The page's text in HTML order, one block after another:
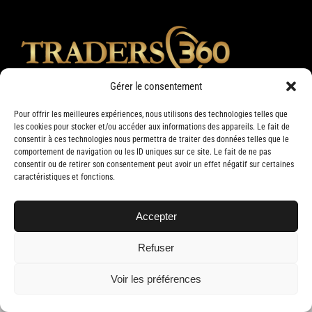
Gérer le consentement
Pour offrir les meilleures expériences, nous utilisons des technologies telles que
les cookies pour stocker et/ou accéder aux informations des appareils. Le fait de
consentir à ces technologies nous permettra de traiter des données telles que le
comportement de navigation ou les ID uniques sur ce site. Le fait de ne pas
consentir ou de retirer son consentement peut avoir un effet négatif sur certaines
caractéristiques et fonctions.
Accepter
Refuser
Voir les préférences
Copyright 2019 Traders 360 | Tous droits réservés | Conception web par
Delisoft